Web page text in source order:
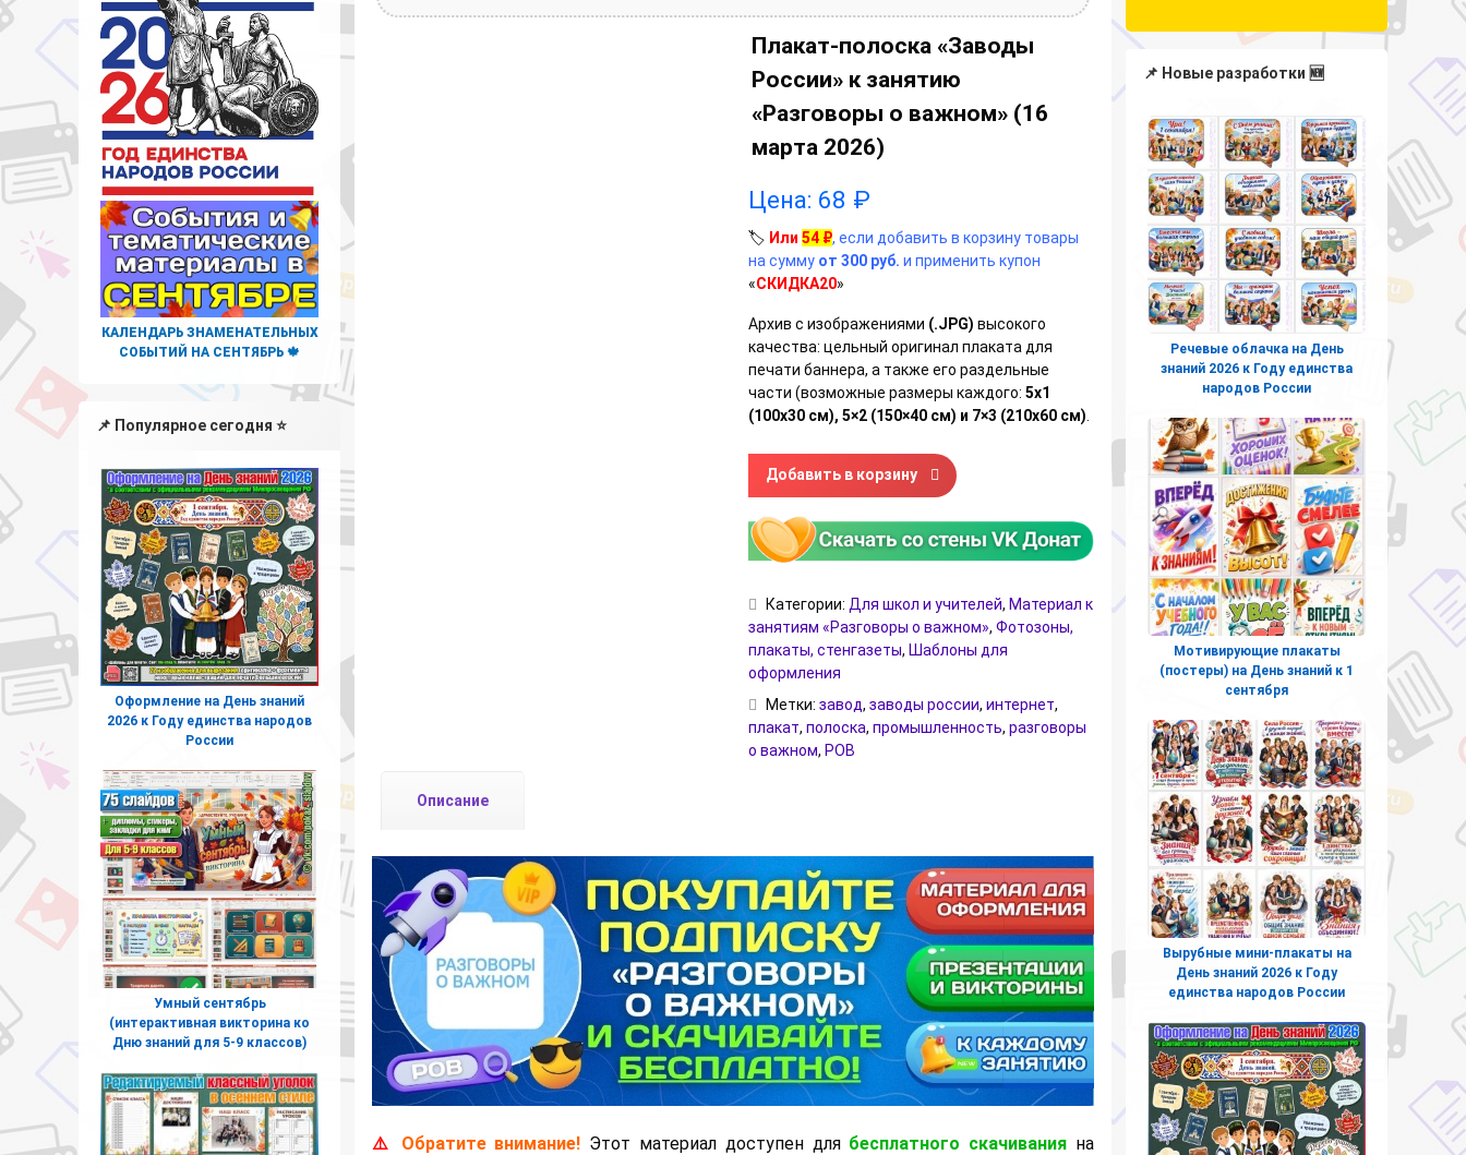
Плакат-полоска «Заводы
России» к занятию
«Разговоры о важном» (16
марта 2026)
Цена: 68 ₽
🏷️ Или 54 ₽, если добавить в корзину товары
на сумму от 300 руб. и применить купон
«СКИДКА20»
Архив с изображениями (.JPG) высокого
качества: цельный оригинал плаката для
печати баннера, а также его раздельные
части (возможные размеры каждого: 5х1
(100х30 см), 5×2 (150×40 см) и 7×3 (210х60 см)
Количество товара Плакат-полоска «Заводы России» к занятию «Разговоры о важном» (16
Добавить в корзину
Категории: Для школ и учителей, Материал к
занятиям «Разговоры о важном», Фотозоны,
плакаты, стенгазеты, Шаблоны для
оформления
Метки: завод, заводы россии, интернет,
плакат, полоска, промышленность, разговоры
о важном, РОВ
Описание
⚠️ Обратите внимание! Этот материал доступен для бесплатного скачивания на
КАЛЕНДАРЬ ЗНАМЕНАТЕЛЬНЫХ
СОБЫТИЙ НА СЕНТЯБРЬ 🍁
📌 Популярное сегодня ⭐
Оформление на День знаний
2026 к Году единства народов
России
Умный сентябрь
(интерактивная викторина ко
Дню знаний для 5-9 классов)
📌 Новые разработки 🆕
Речевые облачка на День
знаний 2026 к Году единства
народов России
Мотивирующие плакаты
(постеры) на День знаний к 1
сентября
Вырубные мини-плакаты на
День знаний 2026 к Году
единства народов России